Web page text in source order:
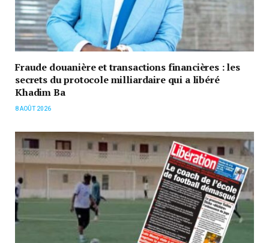
Fraude douanière et transactions financières : les
secrets du protocole milliardaire qui a libéré
Khadim Ba
8 AOÛT 2026